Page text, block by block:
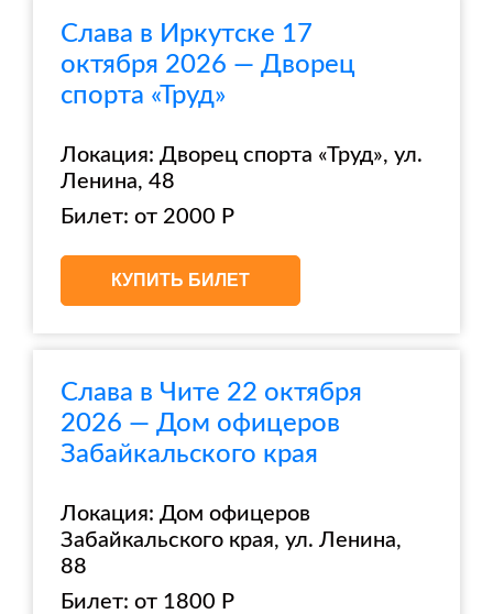
Слава в Иркутске 17
октября 2026 — Дворец
спорта «Труд»
Локация: Дворец спорта «Труд», ул.
Ленина, 48
Билет: от 2000 Р
КУПИТЬ БИЛЕТ
Слава в Чите 22 октября
2026 — Дом офицеров
Забайкальского края
Локация: Дом офицеров
Забайкальского края, ул. Ленина,
88
Билет: от 1800 Р